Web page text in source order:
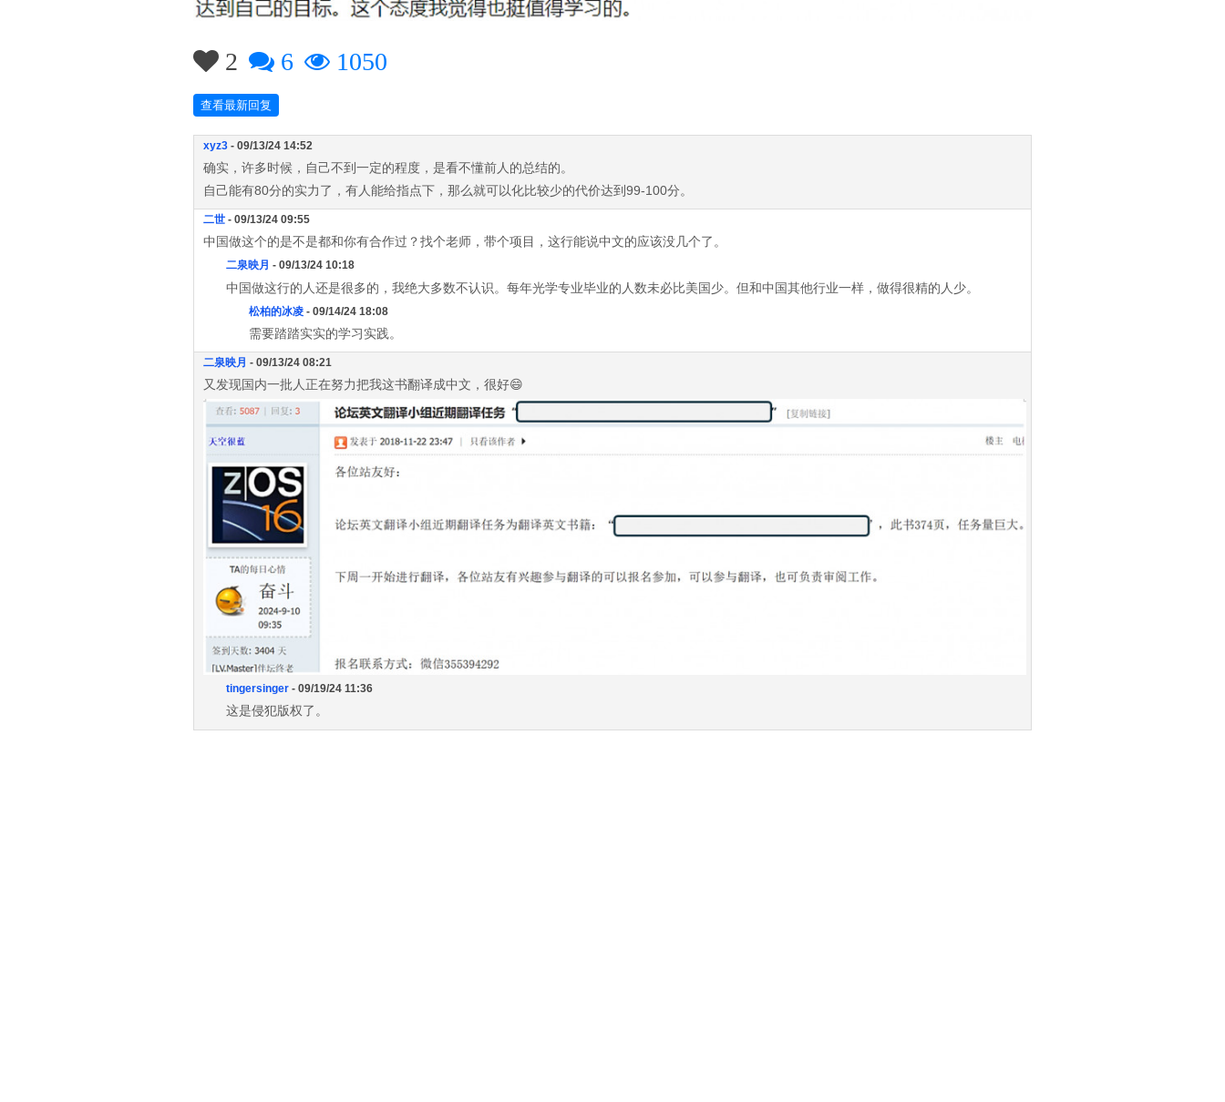
2 6 1050
查看最新回复
xyz3 - 09/13/24 14:52
确实，许多时候，自己不到一定的程度，是看不懂前人的总结的。
自己能有80分的实力了，有人能给指点下，那么就可以化比较少的代价达到99-100分。
二世 - 09/13/24 09:55
中国做这个的是不是都和你有合作过？找个老师，带个项目，这行能说中文的应该没几个了。
二泉映月 - 09/13/24 10:18
中国做这行的人还是很多的，我绝大多数不认识。每年光学专业毕业的人数未必比美国少。但和中国其他行业一样，做得很精的人少。
松柏的冰凌 - 09/14/24 18:08
需要踏踏实实的学习实践。
二泉映月 - 09/13/24 08:21
又发现国内一批人正在努力把我这书翻译成中文，很好😄
tingersinger - 09/19/24 11:36
这是侵犯版权了。